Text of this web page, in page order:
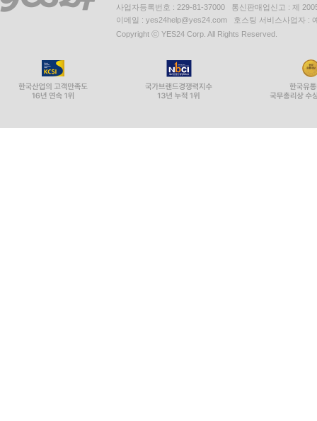
사업자등록번호 : 229-81-37000 통신판매업신고 : 제
이메일 : yes24help@yes24.com 호스팅 서비스사업자 :
Copyright ⓒ YES24 Corp. All Rights Reserved.